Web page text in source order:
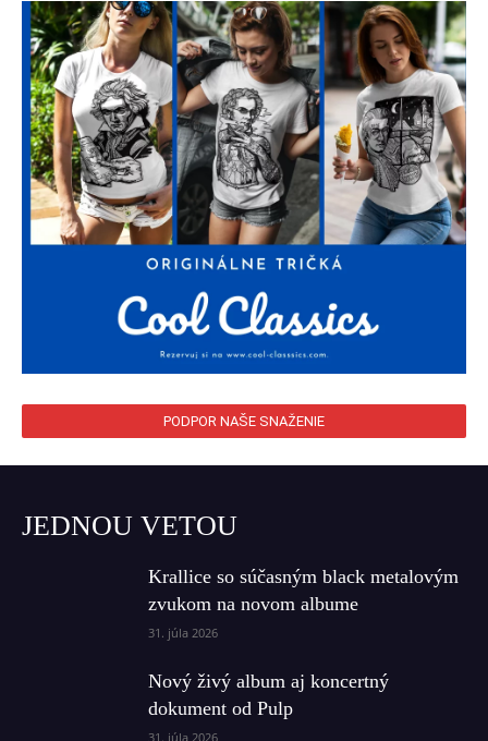
PODPOR NAŠE SNAŽENIE
JEDNOU VETOU
Krallice so súčasným black metalovým
zvukom na novom albume
31. júla 2026
Nový živý album aj koncertný
dokument od Pulp
31. júla 2026